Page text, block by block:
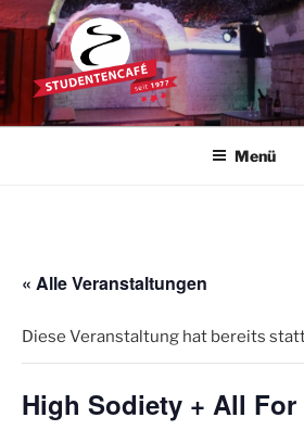
Zum
Inhalt
springen
STUDENTENCAFÉ
Die Kultkneipe in Ulm seit 1977
Menü
« Alle Veranstaltungen
Diese Veranstaltung hat bereits
High Sodiety + All For